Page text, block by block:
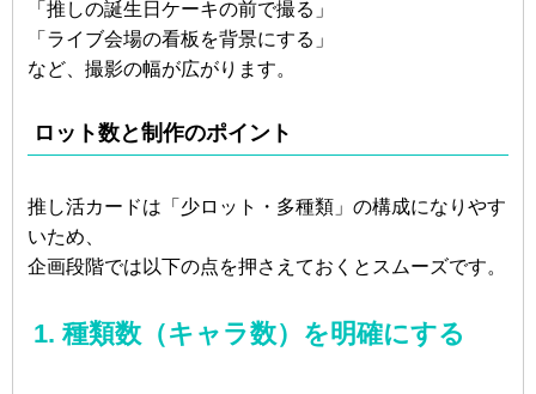
「推しの誕生日ケーキの前で撮る」
「ライブ会場の看板を背景にする」
など、撮影の幅が広がります。
ロット数と制作のポイント
推し活カードは「少ロット・多種類」の構成になりやす
いため、
企画段階では以下の点を押さえておくとスムーズです。
1. 種類数（キャラ数）を明確にする